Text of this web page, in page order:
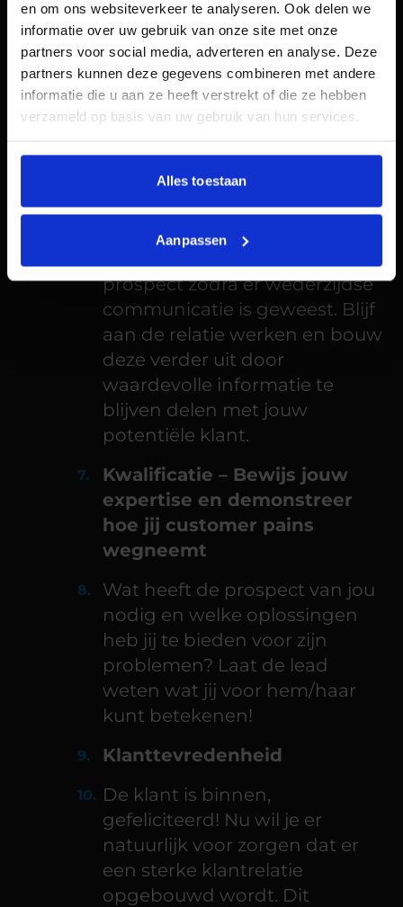
en om ons websiteverkeer te analyseren. Ook delen we
informatie over uw gebruik van onze site met onze
partners voor social media, adverteren en analyse. Deze
partners kunnen deze gegevens combineren met andere
informatie die u aan ze heeft verstrekt of die ze hebben
verzameld op basis van uw gebruik van hun services.
Alles toestaan
Aanpassen
relatie en biedt oplossingen
voor problemen
Voorzie de potentiële lead van
content die aansluit bij hun
interesses. Activeer ze en bouw
het vertrouwen verder uit.
een prospect
Een lead wordt omgezet in een
prospect zodra er wederzijdse
communicatie is geweest. Blijf
aan de relatie werken en bouw
deze verder uit door
waardevolle informatie te
blijven delen met jouw
potentiële klant.
Kwalificatie – Bewijs jouw
expertise en demonstreer
hoe jij customer pains
wegneemt
Wat heeft de prospect van jou
nodig en welke oplossingen
heb jij te bieden voor zijn
problemen? Laat de lead
weten wat jij voor hem/haar
kunt betekenen!
Klanttevredenheid
De klant is binnen,
gefeliciteerd! Nu wil je er
natuurlijk voor zorgen dat er
een sterke klantrelatie
opgebouwd wordt. Dit